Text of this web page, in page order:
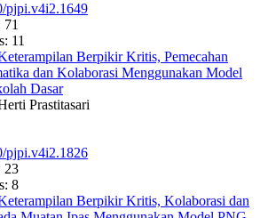
pjpi.v4i2.1649
11
Berpikir Kritis, Pemecahan
dan Kolaborasi Menggunakan Model
Dasar
Prastitasari
pjpi.v4i2.1826
23
8
Berpikir Kritis, Kolaborasi dan